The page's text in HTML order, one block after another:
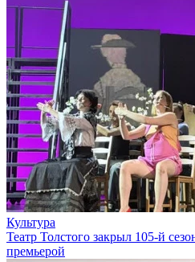
Культура
Театр Толстого закрыл 105-й
премьерой